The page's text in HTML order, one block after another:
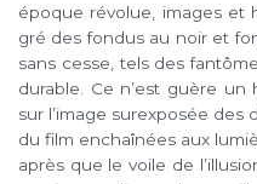
époque révolue, images et
gré des fondus au noir et
sans cesse, tels des
durable. Ce n’est guère un
sur l’image surexposée des
du film enchaînées aux
après que le voile de